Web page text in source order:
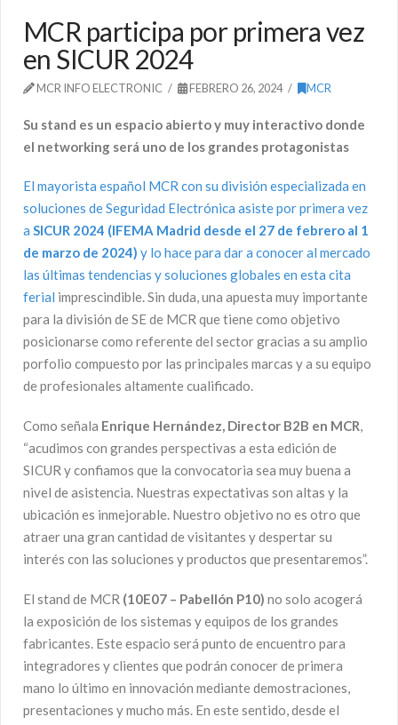
MCR participa por primera vez
en SICUR 2024
MCR INFO ELECTRONIC FEBRERO 26, 2024 MCR
Su stand es un espacio abierto y muy interactivo donde
el networking será uno de los grandes protagonistas
El mayorista español MCR con su división especializada en
soluciones de Seguridad Electrónica asiste por primera vez
a SICUR 2024 (IFEMA Madrid desde el 27 de febrero al 1
de marzo de 2024) y lo hace para dar a conocer al mercado
las últimas tendencias y soluciones globales en esta cita
ferial imprescindible. Sin duda, una apuesta muy importante
para la división de SE de MCR que tiene como objetivo
posicionarse como referente del sector gracias a su amplio
porfolio compuesto por las principales marcas y a su equipo
de profesionales altamente cualificado.
Como señala Enrique Hernández, Director B2B en MCR,
“acudimos con grandes perspectivas a esta edición de
SICUR y confiamos que la convocatoria sea muy buena a
nivel de asistencia. Nuestras expectativas son altas y la
ubicación es inmejorable. Nuestro objetivo no es otro que
atraer una gran cantidad de visitantes y despertar su
interés con las soluciones y productos que presentaremos”.
El stand de MCR (10E07 – Pabellón P10) no solo acogerá
la exposición de los sistemas y equipos de los grandes
fabricantes. Este espacio será punto de encuentro para
integradores y clientes que podrán conocer de primera
mano lo último en innovación mediante demostraciones,
presentaciones y mucho más. En este sentido, desde el